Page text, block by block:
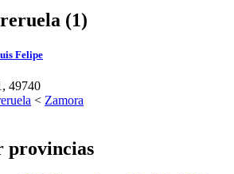
(1)
Felipe
49740
< Zamora
provincias